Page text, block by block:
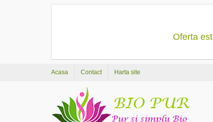
Oferta
Acasa Contact Harta site